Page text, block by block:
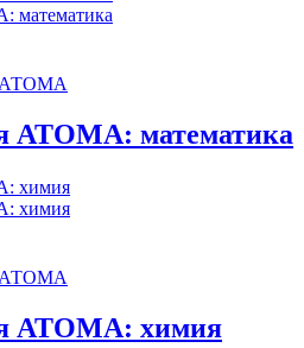
АТОМА
АТОМА: математика
АТОМА
АТОМА: химия